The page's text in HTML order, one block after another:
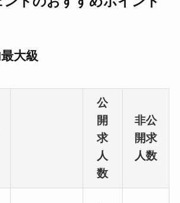
大級
公
開
求
人
数
非公
開求
人数